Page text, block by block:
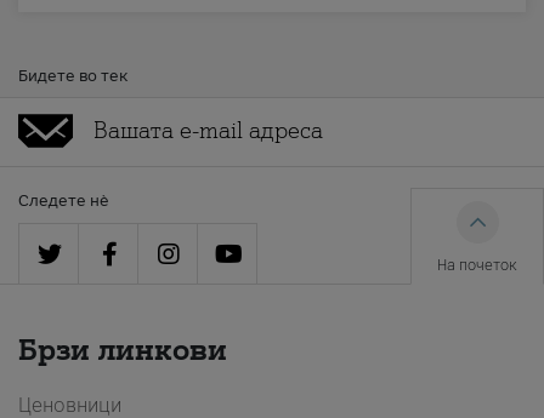
Бидете во тек
Следете нè
На почеток
Брзи линкови
Ценовници